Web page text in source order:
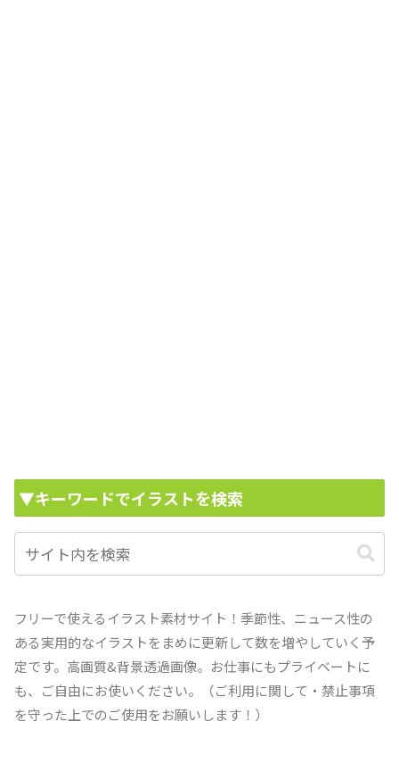
▼キーワードでイラストを検索
フリーで使えるイラスト素材サイト！季節性、ニュース性の
ある実用的なイラストをまめに更新して数を増やしていく予
定です。高画質&背景透過画像。お仕事にもプライベートに
も、ご自由にお使いください。（ご利用に関して・禁止事項
を守った上でのご使用をお願いします！）